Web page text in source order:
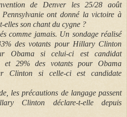
de Denver les 25/28 août
ont donné la victoire à
elles son chant du cygne ?
comme jamais. Un sondage réalisé
des votants pour Hillary Clinton
Obama si celui-ci est candidat
et 29% des votants pour Obama
Clinton si celle-ci est candidate
les précautions de langage passent
Clinton déclare-t-elle depuis